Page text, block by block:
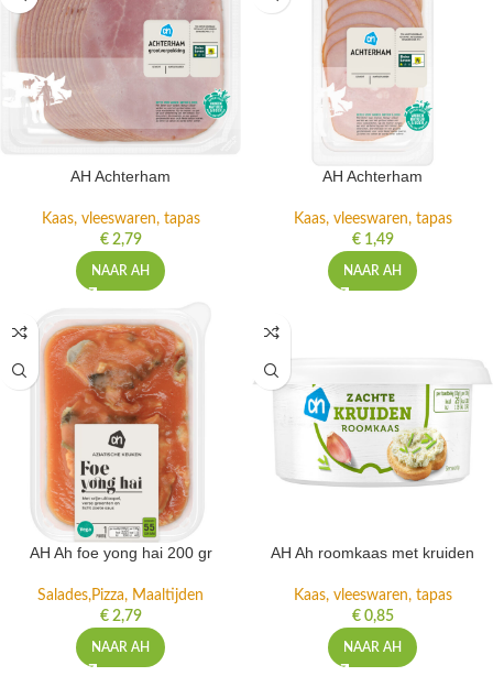
AH Achterham
Kaas, vleeswaren, tapas
€2,79
NAAR AH
AH Achterham
Kaas, vleeswaren, tapas
€1,49
NAAR AH
AH Ah foe yong hai 200 gr
Salades,Pizza, Maaltijden
€2,79
NAAR AH
AH Ah roomkaas met kruiden
Kaas, vleeswaren, tapas
€0,85
NAAR AH